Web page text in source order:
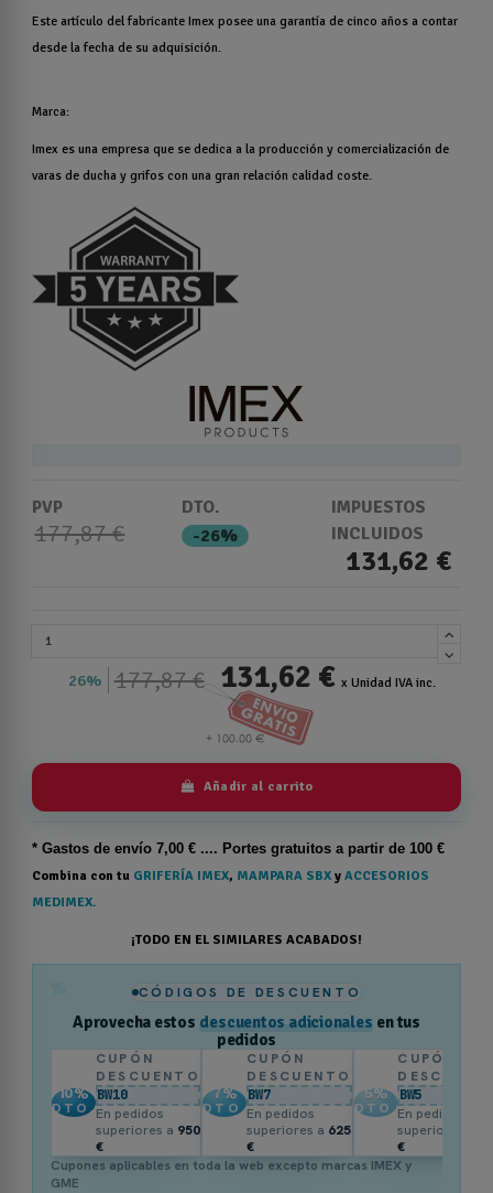
Este artículo del fabricante Imex posee una garantía de cinco años a contar
desde la fecha de su adquisición.
Marca:
Imex es una empresa que se dedica a la producción y comercialización de
varas de ducha y grifos con una gran relación calidad coste.
PVP
177,87 €
DTO.
-26%
IMPUESTOS
INCLUIDOS
131,62 €
26% 177,87 € 131,62 € x Unidad IVA inc.
Añadir al carrito
* Gastos de envío 7,00 € .... Portes gratuitos a partir de 100 €
Combina con tu GRIFERÍA IMEX, MAMPARA SBX y ACCESORIOS
MEDIMEX.
¡TODO EN EL SIMILARES ACABADOS!
CÓDIGOS DE DESCUENTO
Aprovecha estos descuentos adicionales en tus
pedidos
10%
DTO.
CUPÓN
DESCUENTO
BW10
En pedidos
superiores a 950
€
7%
DTO.
CUPÓN
DESCUENTO
BW7
En pedidos
superiores a 625
€
5%
DTO.
CUPÓN
BW5
En pedidos
superiores a
€
Cupones aplicables en toda la web excepto marcas IMEX y
GME